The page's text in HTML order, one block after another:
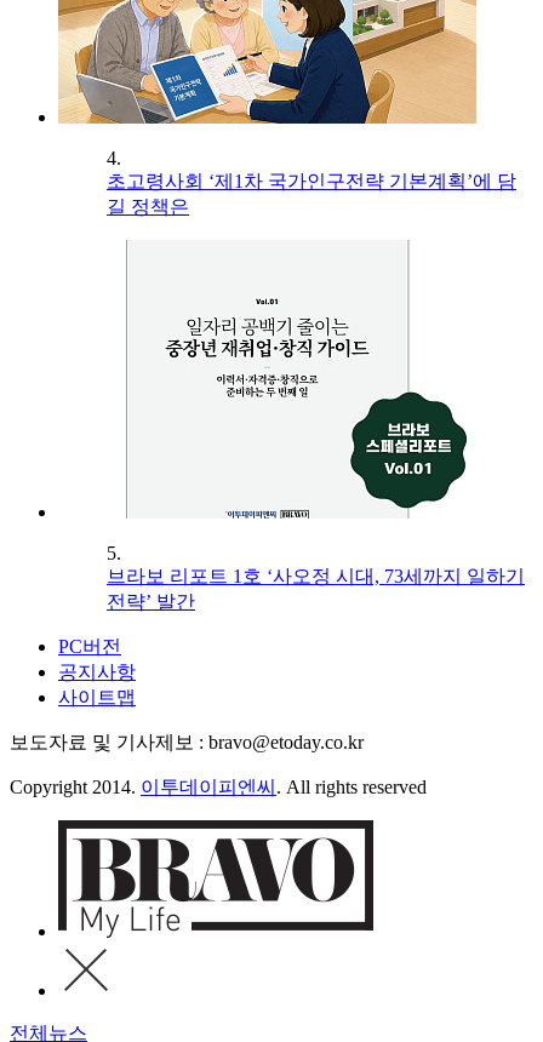
4.
초고령사회 ‘제1차 국가인구전략 기본계획’에 담
길 정책은
5.
브라보 리포트 1호 ‘사오정 시대, 73세까지 일하기
전략’ 발간
PC버전
공지사항
사이트맵
보도자료 및 기사제보 : bravo@etoday.co.kr
Copyright 2014. 이투데이피엔씨 . All rights reserved
전체뉴스